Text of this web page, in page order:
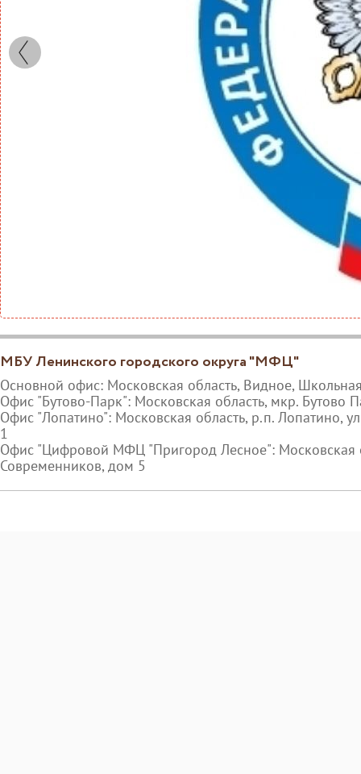
МБУ Ленинского городского округа "МФЦ"
Основной офис: Московская область, Видное,
Офис "Бутово-Парк": Московская область, мкр. Бутово
Офис "Лопатино": Московская область, р.п. Лопатино,
1
Офис "Цифровой МФЦ "Пригород Лесное": Московская
Современников, дом 5